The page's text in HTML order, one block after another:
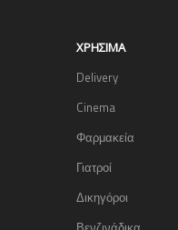
ΧΡΉΣΙΜΑ
Delivery
Cinema
Φαρμακεία
Γιατροί
Δικηγόροι